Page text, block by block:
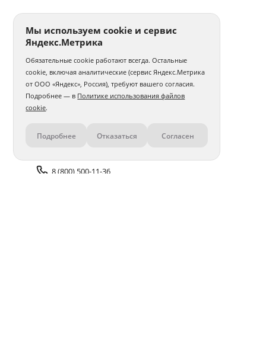
Контакты
8 (800) 500-11-36
Мы используем cookie и сервис
Яндекс.Метрика
Обязательные cookie работают всегда. Остальные
cookie, включая аналитические (сервис Яндекс.Метрика
от ООО «Яндекс», Россия), требуют вашего согласия.
Подробнее — в Политике использования файлов
cookie.
Подробнее Отказаться Согласен